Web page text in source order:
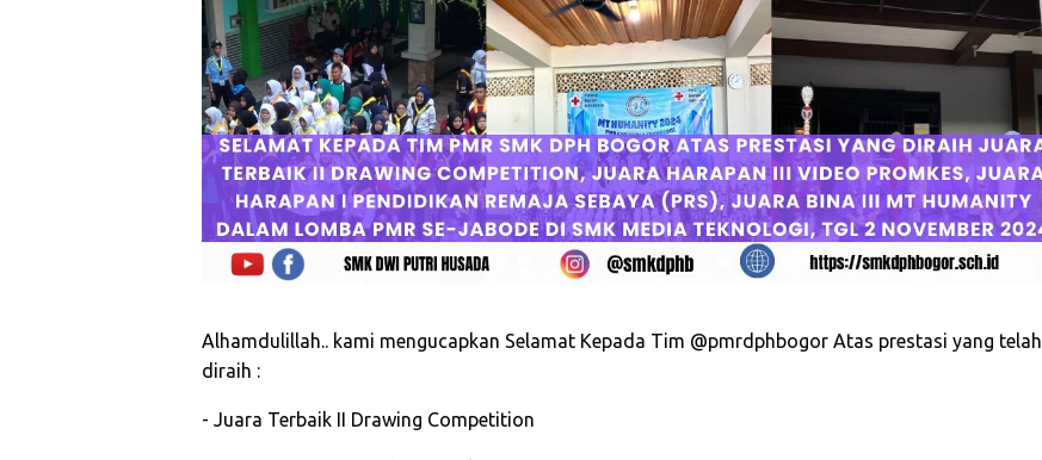
Alhamdulillah.. kami mengucapkan Selamat Kepada Tim @pmrdphbogor Atas prestasi yang telah
diraih :
- Juara Terbaik II Drawing Competition